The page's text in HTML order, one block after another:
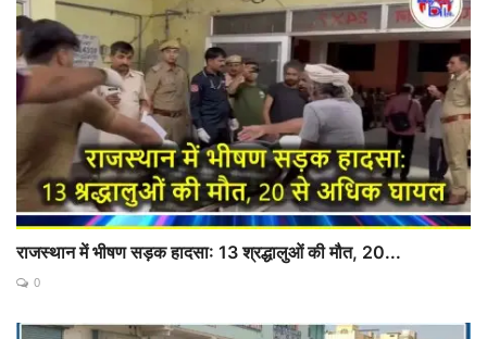
राजस्थान में भीषण सड़क हादसा: 13 श्रद्धालुओं की मौत, 20...
0